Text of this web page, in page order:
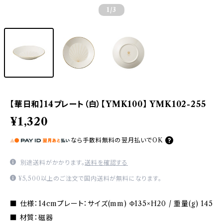
1 /3
【華日和】14プレート（白）【YMK100】 YMK102-255
¥1,320
なら 手数料無料の 翌月払いでOK
別途送料がかかります。送料を確認する
¥5,500以上のご注文で国内送料が無料になります。
■ 仕様：14cmプレート：サイズ(mm) Φ135×H20 / 重量(g) 145
■ 材質：磁器